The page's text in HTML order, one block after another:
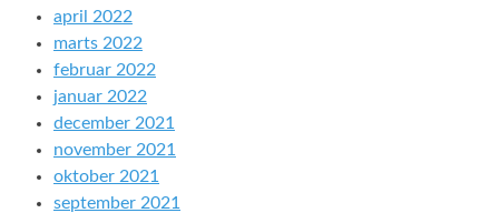
april 2022
marts 2022
februar 2022
januar 2022
december 2021
november 2021
oktober 2021
september 2021